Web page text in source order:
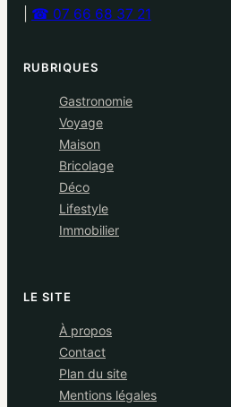
☎ 07 66 68 37 21
RUBRIQUES
Gastronomie
Voyage
Maison
Bricolage
Déco
Lifestyle
Immobilier
LE SITE
À propos
Contact
Plan du site
Mentions légales